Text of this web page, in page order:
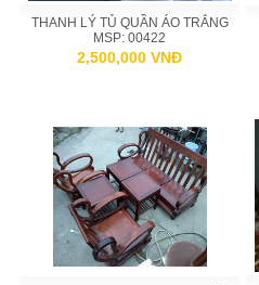
THANH LÝ TỦ QUẦN ÁO TRẮNG
MSP: 00422
2,500,000 VNĐ